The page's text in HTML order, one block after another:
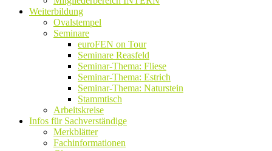
Weiterbildung
Ovalstempel
Seminare
euroFEN on Tour
Seminare Reasfeld
Seminar-Thema: Fliese
Seminar-Thema: Estrich
Seminar-Thema: Naturstein
Stammtisch
Arbeitskreise
Infos für Sachverständige
Merkblätter
Fachinformationen